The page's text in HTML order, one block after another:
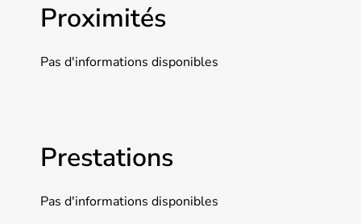
Proximités
Pas d'informations disponibles
Prestations
Pas d'informations disponibles